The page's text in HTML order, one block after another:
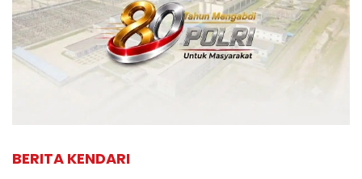
BERITA KENDARI